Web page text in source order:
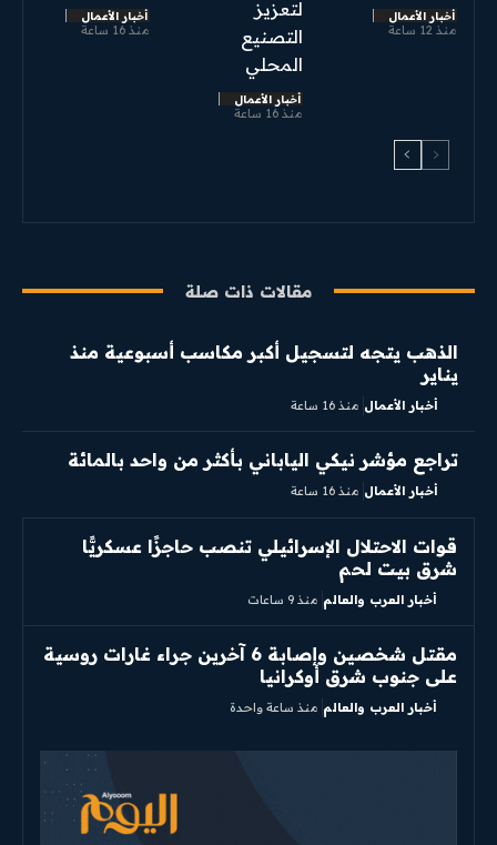
أخبار الأعمال
منذ 12 ساعة
لتعزيز
التصنيع
المحلي
أخبار الأعمال
منذ 16 ساعة
أخبار الأعمال
منذ 16 ساعة
مقالات ذات صلة
الذهب يتجه لتسجيل أكبر مكاسب أسبوعية منذ
يناير
أخبار الأعمال منذ 16 ساعة
تراجع مؤشر نيكي الياباني بأكثر من واحد بالمائة
أخبار الأعمال منذ 16 ساعة
قوات الاحتلال الإسرائيلي تنصب حاجزًا عسكريًّا
شرق بيت لحم
أخبار العرب والعالم منذ 9 ساعات
مقتل شخصين وإصابة 6 آخرين جراء غارات روسية
على جنوب شرق أوكرانيا
أخبار العرب والعالم منذ ساعة واحدة